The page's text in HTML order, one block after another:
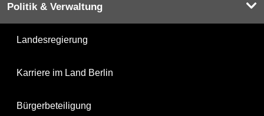
Politik & Verwaltung
Landesregierung
Karriere im Land Berlin
Bürgerbeteiligung